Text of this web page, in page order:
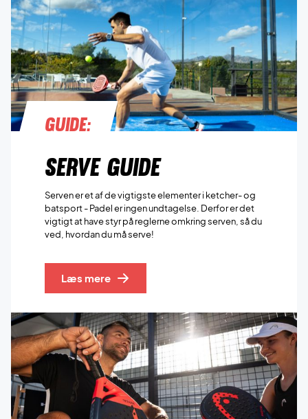
Guide:
Serve guide
Serven er et af de vigtigste elementer i ketcher- og
batsport - Padel er ingen undtagelse. Derfor er det
vigtigt at have styr på reglerne omkring serven, så du
ved, hvordan du må serve!
Læs mere